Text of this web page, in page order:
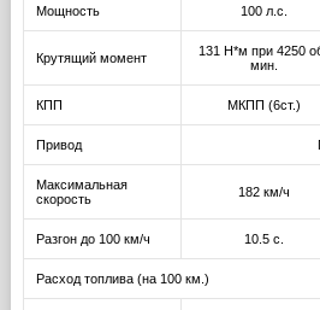
Мощность 100 л.с.
Крутящий момент
131 Н*м при 4250
мин.
КПП МКПП (6ст.)
Привод
Максимальная
скорость
182 км/ч
Разгон до 100 км/ч 10.5 с.
Расход топлива (на 100 км.)